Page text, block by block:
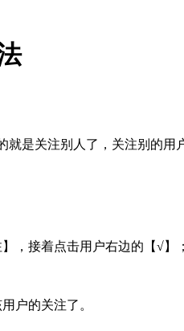
就是关注别人了，关注别的用
，接着点击用户右边的【√】；
户的关注了。